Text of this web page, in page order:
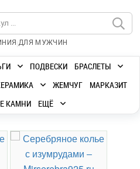
|ДЛЯ МУЖЧИН
ПОДВЕСКИ
БРАСЛЕТЫ
ЖЕМЧУГ
МАРКАЗИТ
КАМНИ
ЕЩЁ